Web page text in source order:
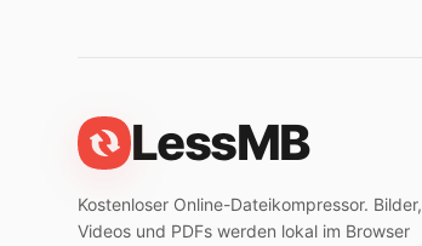
LessMB
Kostenloser Online-Dateikompressor. Bilder,
Videos und PDFs werden lokal im Browser